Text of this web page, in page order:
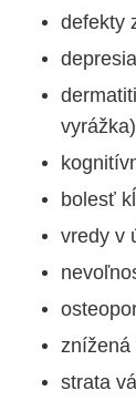
defekty
vyrážka)
bolesť
vredy v
znížená
strata